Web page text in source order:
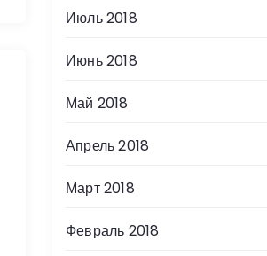
Июль 2018
Июнь 2018
Май 2018
Апрель 2018
Март 2018
Февраль 2018